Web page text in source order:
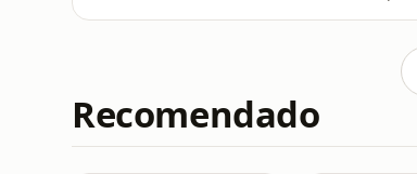
Recomendado